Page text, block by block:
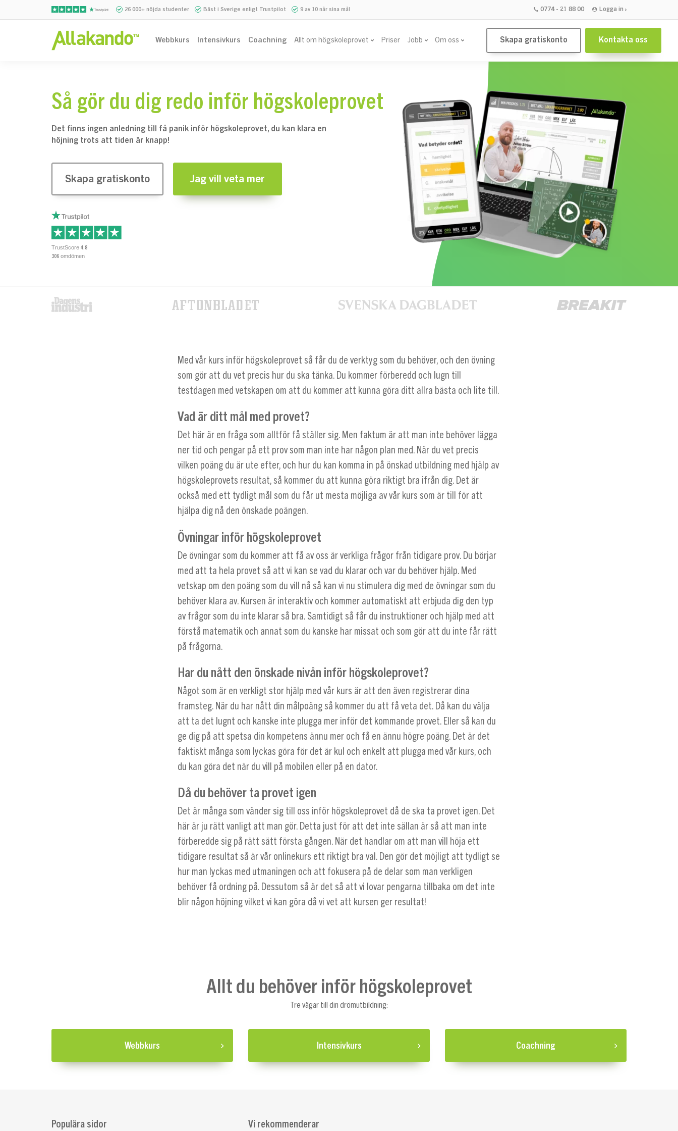
26 000+ nöjda studenter Bäst i Sverige enligt Trustpilot 9 av 10 når sina mål 0774 - 21 88 00 Logga in
Webbkurs Intensivkurs Coachning Allt om högskoleprovet Priser Jobb Om oss Skapa gratiskonto Kontakta oss
Så gör du dig redo inför högskoleprovet
Det finns ingen anledning till få panik inför högskoleprovet, du kan klara en
höjning trots att tiden är knapp!
Skapa gratiskonto Jag vill veta mer
TrustScore 4.8
306 omdömen
Med vår kurs inför högskoleprovet så får du de verktyg som du behöver, och den övning
som gör att du vet precis hur du ska tänka. Du kommer förberedd och lugn till
testdagen med vetskapen om att du kommer att kunna göra ditt allra bästa och lite till.
Vad är ditt mål med provet?
Det här är en fråga som alltför få ställer sig. Men faktum är att man inte behöver lägga
ner tid och pengar på ett prov som man inte har någon plan med. När du vet precis
vilken poäng du är ute efter, och hur du kan komma in på önskad utbildning med hjälp av
högskoleprovets resultat, så kommer du att kunna göra riktigt bra ifrån dig. Det är
också med ett tydligt mål som du får ut mesta möjliga av vår kurs som är till för att
hjälpa dig nå den önskade poängen.
Övningar inför högskoleprovet
De övningar som du kommer att få av oss är verkliga frågor från tidigare prov. Du börjar
med att ta hela provet så att vi kan se vad du klarar och var du behöver hjälp. Med
vetskap om den poäng som du vill nå så kan vi nu stimulera dig med de övningar som du
behöver klara av. Kursen är interaktiv och kommer automatiskt att erbjuda dig den typ
av frågor som du inte klarar så bra. Samtidigt så får du instruktioner och hjälp med att
förstå matematik och annat som du kanske har missat och som gör att du inte får rätt
på frågorna.
Har du nått den önskade nivån inför högskoleprovet?
Något som är en verkligt stor hjälp med vår kurs är att den även registrerar dina
framsteg. När du har nått din målpoäng så kommer du att få veta det. Då kan du välja
att ta det lugnt och kanske inte plugga mer inför det kommande provet. Eller så kan du
ge dig på att spetsa din kompetens ännu mer och få en ännu högre poäng. Det är det
faktiskt många som lyckas göra för det är kul och enkelt att plugga med vår kurs, och
du kan göra det när du vill på mobilen eller på en dator.
Då du behöver ta provet igen
Det är många som vänder sig till oss inför högskoleprovet då de ska ta provet igen. Det
här är ju rätt vanligt att man gör. Detta just för att det inte sällan är så att man inte
förberedde sig på rätt sätt första gången. När det handlar om att man vill höja ett
tidigare resultat så är vår onlinekurs ett riktigt bra val. Den gör det möjligt att tydligt se
hur man lyckas med utmaningen och att fokusera på de delar som man verkligen
behöver få ordning på. Dessutom så är det så att vi lovar pengarna tillbaka om det inte
blir någon höjning vilket vi kan göra då vi vet att kursen ger resultat!
Allt du behöver inför högskoleprovet
Tre vägar till din drömutbildning:
Webbkurs Intensivkurs Coachning
Populära sidor Vi rekommenderar